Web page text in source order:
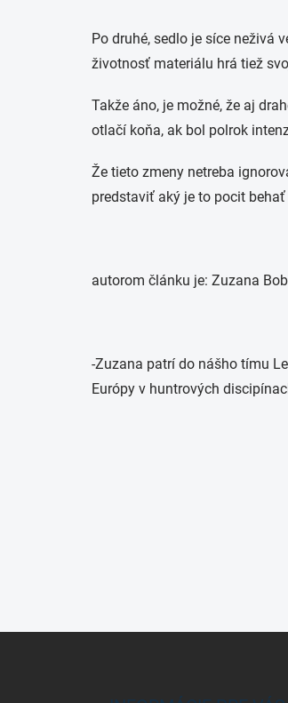
Po druhé, sedlo je síce neživá
životnosť materiálu hrá tiež
Takže áno, je možné, že aj
otlačí koňa, ak bol polrok
Že tieto zmeny netreba
predstaviť aký je to pocit
autorom článku je: Zuzana
-Zuzana patrí do nášho tímu
Európy v huntrových